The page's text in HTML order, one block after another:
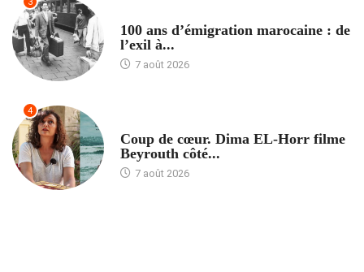
3
100 ans d’émigration marocaine : de
l’exil à...
7 août 2026
4
Coup de cœur. Dima EL-Horr filme
Beyrouth côté...
7 août 2026